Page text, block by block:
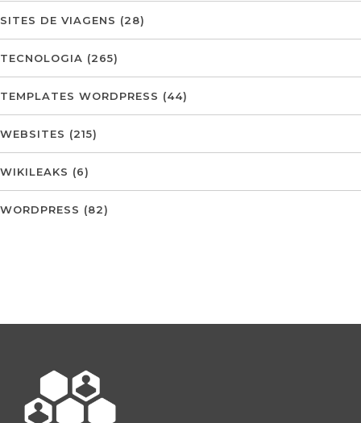
SITES DE VIAGENS (28)
TECNOLOGIA (265)
TEMPLATES WORDPRESS (44)
WEBSITES (215)
WIKILEAKS (6)
WORDPRESS (82)